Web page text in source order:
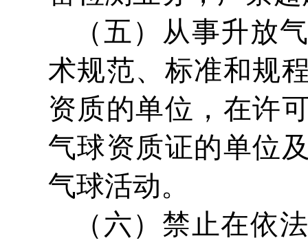
（五）从事升放
术规范、标准和规
资质的单位，在许
气球资质证的单位
气球活动。
（六）禁止在依